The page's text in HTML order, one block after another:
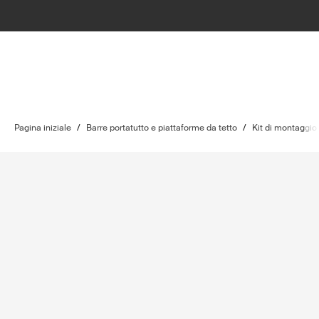
Pagina iniziale / Barre portatutto e piattaforme da tetto / Kit di montaggio